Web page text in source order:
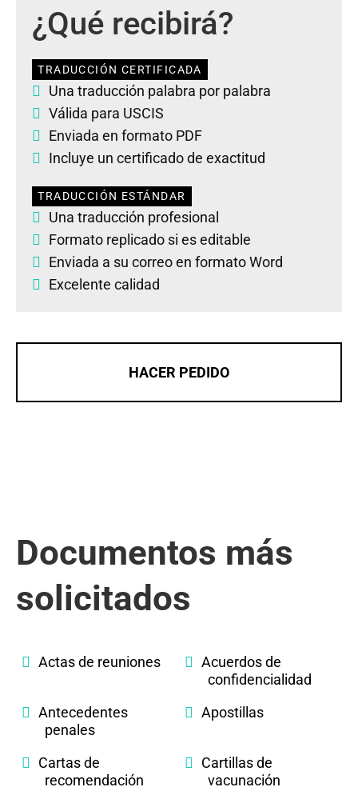
¿Qué recibirá?
TRADUCCIÓN CERTIFICADA
Una traducción palabra por palabra
Válida para USCIS
Enviada en formato PDF
Incluye un certificado de exactitud
TRADUCCIÓN ESTÁNDAR
Una traducción profesional
Formato replicado si es editable
Enviada a su correo en formato Word
Excelente calidad
HACER PEDIDO
Documentos más
solicitados
Actas de reuniones
Acuerdos de
confidencialidad
Antecedentes
penales
Apostillas
Cartas de
recomendación
Cartillas de
vacunación